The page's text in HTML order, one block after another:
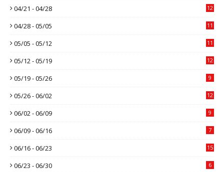
04/21 - 04/28 12
04/28 - 05/05 11
05/05 - 05/12 11
05/12 - 05/19 12
05/19 - 05/26 9
05/26 - 06/02 12
06/02 - 06/09 9
06/09 - 06/16 7
06/16 - 06/23 15
06/23 - 06/30 6